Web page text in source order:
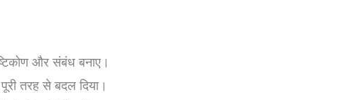
और संबंध बनाए।
पूरी तरह से बदल दिया।